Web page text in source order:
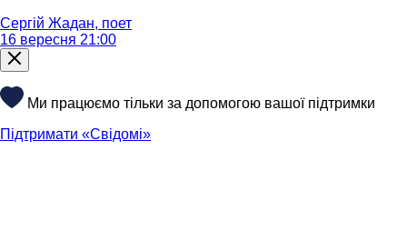
Сергій Жадан, поет
16 вересня 21:00
Ми працюємо тільки за допомогою вашої підтримки
Підтримати «Свідомі»